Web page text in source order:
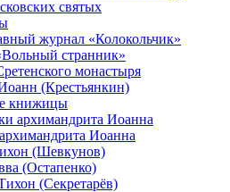
святых
журнал «Колокольчик»
странник»
монастыря
(Крестьянкин)
книжицы
архимандрита Иоанна
Иоанна
(Шевкунов)
(Остапенко)
(Секретарёв)